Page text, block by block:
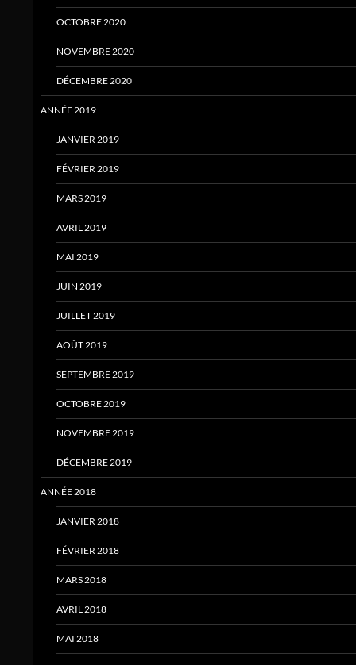
OCTOBRE 2020
NOVEMBRE 2020
DÉCEMBRE 2020
ANNÉE 2019
JANVIER 2019
FÉVRIER 2019
MARS 2019
AVRIL 2019
MAI 2019
JUIN 2019
JUILLET 2019
AOÛT 2019
SEPTEMBRE 2019
OCTOBRE 2019
NOVEMBRE 2019
DÉCEMBRE 2019
ANNÉE 2018
JANVIER 2018
FÉVRIER 2018
MARS 2018
AVRIL 2018
MAI 2018